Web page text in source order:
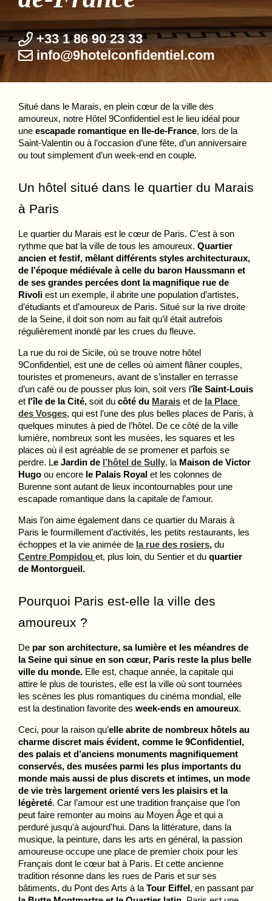
+33 1 86 90 23 33
info@9hotel­confidentiel.com
Situé dans le Marais, en plein cœur de la ville des
amoureux, notre Hôtel 9Confidentiel est le lieu idéal pour
une escapade romantique en Ile-de-France, lors de la
Saint-Valentin ou à l’occasion d’une fête, d’un anniversaire
ou tout simplement d’un week-end en couple.
Un hôtel situé dans le quartier du Marais
à Paris
Le quartier du Marais est le cœur de Paris. C’est à son
rythme que bat la ville de tous les amoureux. Quartier
ancien et festif, mêlant différents styles architecturaux,
de l’époque médiévale à celle du baron Haussmann et
de ses grandes percées dont la magnifique rue de
Rivoli est un exemple, il abrite une population d’artistes,
d’étudiants et d’amoureux de Paris. Situé sur la rive droite
de la Seine, il doit son nom au fait qu’il était autrefois
régulièrement inondé par les crues du fleuve.
La rue du roi de Sicile, où se trouve notre hôtel
9Confidentiel, est une de celles où aiment flâner couples,
touristes et promeneurs, avant de s’installer en terrasse
d’un café ou de pousser plus loin, soit vers l’île Saint-Louis
et l'île de la Cité, soit du côté du Marais et de la Place
des Vosges, qui est l’une des plus belles places de Paris, à
quelques minutes à pied de l’hôtel. De ce côté de la ville
lumière, nombreux sont les musées, les squares et les
places où il est agréable de se promener et parfois se
perdre. Le Jardin de l’hôtel de Sully, la Maison de Victor
Hugo ou encore le Palais Royal et les colonnes de
Burenne sont autant de lieux incontournables pour une
escapade romantique dans la capitale de l’amour.
Mais l’on aime également dans ce quartier du Marais à
Paris le fourmillement d’activités, les petits restaurants, les
échoppes et la vie animée de la rue des rosiers,
Centre Pompidou et, plus loin, du Sentier et du quartier
de Montorgueil.
Pourquoi Paris est-elle la ville des
amoureux ?
De par son architecture, sa lumière et les méandres de
la Seine qui sinue en son cœur, Paris reste la plus belle
ville du monde. Elle est, chaque année, la capitale qui
attire le plus de touristes, elle est la ville où sont tournées
les scènes les plus romantiques du cinéma mondial, elle
est la destination favorite des week-ends en amoureux.
Ceci, pour la raison qu’elle abrite de nombreux hôtels au
charme discret mais évident, comme le 9Confidentiel,
des palais et d’anciens monuments magnifiquement
conservés, des musées parmi les plus importants du
monde mais aussi de plus discrets et intimes, un mode
de vie très largement orienté vers les plaisirs et la
légèreté. Car l’amour est une tradition française que l’on
peut faire remonter au moins au Moyen Âge et qui a
perduré jusqu'à aujourd'hui. Dans la littérature, dans la
musique, la peinture, dans les arts en général, la passion
amoureuse occupe une place de premier choix pour les
Français dont le cœur bat à Paris. Et cette ancienne
tradition résonne dans les rues de Paris et sur ses
bâtiments, du Pont des Arts à la Tour Eiffel